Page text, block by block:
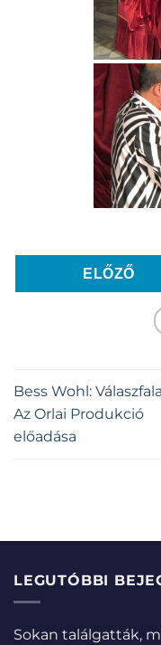
ELŐZŐ
Bess Wohl:
Az Orlai Produkció
előadása
LEGUTÓBBI
Sokan találgatták,